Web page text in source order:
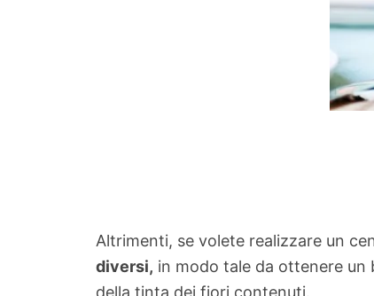
Altrimenti, se volete realizzare un
diversi, in modo tale da ottenere un